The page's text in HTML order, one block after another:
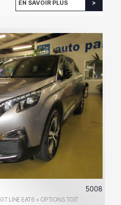
EN SAVOIR PLUS
5008
LINE EAT6 + OPTIONS TOIT